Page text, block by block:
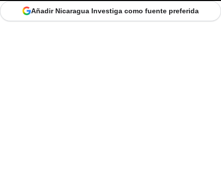
Añadir Nicaragua Investiga como fuente preferida